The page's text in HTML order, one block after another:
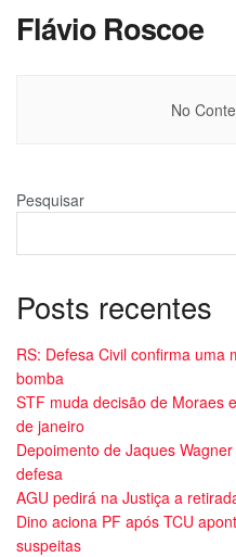
Flávio Roscoe
No
Pesquisar
Posts recentes
RS: Defesa Civil confirma uma
bomba
STF muda decisão de Moraes
de janeiro
Depoimento de Jaques
defesa
AGU pedirá na Justiça a
Dino aciona PF após TCU
suspeitas